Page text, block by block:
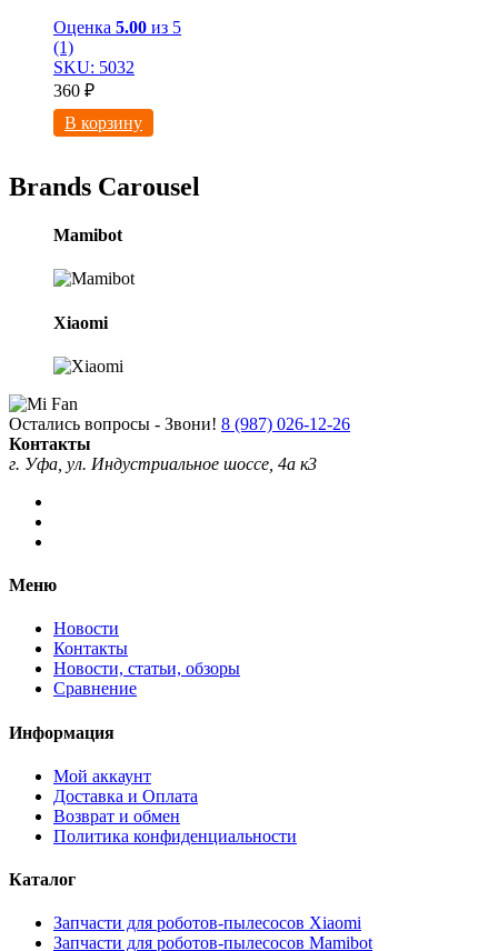
Оценка 5.00 из 5
(1)
SKU: 5032
360 ₽
В корзину
Brands Carousel
Mamibot
Xiaomi
Остались вопросы - Звони! 8 (987) 026-12-26
Контакты
г. Уфа, ул. Индустриальное шоссе, 4а к3
Меню
Новости
Контакты
Новости, статьи, обзоры
Сравнение
Информация
Мой аккаунт
Доставка и Оплата
Возврат и обмен
Политика конфиденциальности
Каталог
Запчасти для роботов-пылесосов Xiaomi
Запчасти для роботов-пылесосов Mamibot